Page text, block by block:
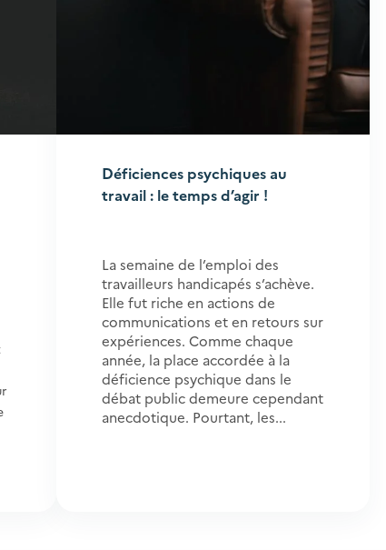
Déficiences psychiques au
travail : le temps d’agir !
La semaine de l’emploi des
travailleurs handicapés s’achève.
Elle fut riche en actions de
communications et en retours sur
expériences. Comme chaque
année, la place accordée à la
déficience psychique dans le
débat public demeure cependant
anecdotique. Pourtant, les...